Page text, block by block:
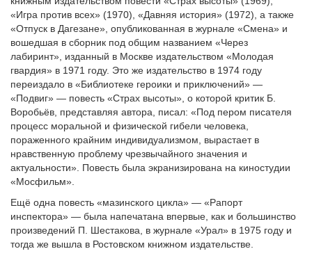
«Игра против всех» (1970), «Давняя история» (1972), а также
«Отпуск в Дагезане», опубликованная в журнале «Смена» и
вошедшая в сборник под общим названием «Через
лабиринт», изданный в Москве издательством «Молодая
гвардия» в 1971 году. Это же издательство в 1974 году
переиздало в «Библиотеке героики и приключений» —
«Подвиг» — повесть «Страх высоты», о которой критик Б.
Воробьёв, представляя автора, писал: «Под пером писателя
процесс моральной и физической гибели человека,
пораженного крайним индивидуализмом, вырастает в
нравственную проблему чрезвычайного значения и
актуальности». Повесть была экранизирована на киностудии
«Мосфильм».
Ещё одна повесть «мазинского цикла» — «Рапорт
инспектора» — была напечатана впервые, как и большинство
произведений П. Шестакова, в журнале «Урал» в 1975 году и
тогда же вышла в Ростовском книжном издательстве.